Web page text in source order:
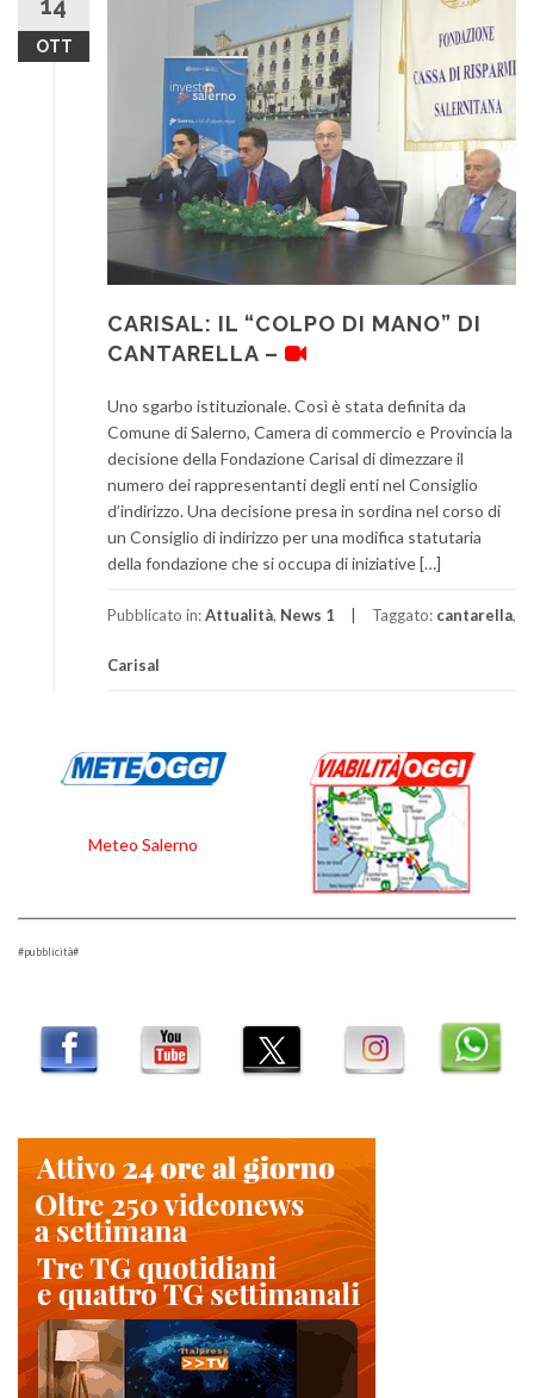
OTT
CARISAL: IL “COLPO DI MANO” DI
CANTARELLA –
Uno sgarbo istituzionale. Così è stata definita da
Comune di Salerno, Camera di commercio e Provincia la
decisione della Fondazione Carisal di dimezzare il
numero dei rappresentanti degli enti nel Consiglio
d’indirizzo. Una decisione presa in sordina nel corso di
un Consiglio di indirizzo per una modifica statutaria
della fondazione che si occupa di iniziative […]
Pubblicato in:Attualità, News 1 Taggato: cantarella,
Carisal
Meteo Salerno
#pubblicità#